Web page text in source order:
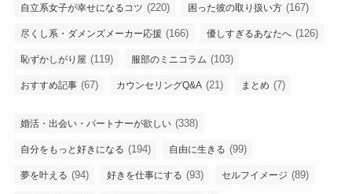
自立系女子が幸せになるコツ (220) 困った彼の取り扱い方 (167)
尽くし系・ダメンズメーカー応援 (166) 優しすぎるあなたへ (126)
恥ずかしがり屋 (119) 服部のミニコラム (103)
おすすめ記事 (67) カウンセリングQ&A (21) まとめ (7)
婚活・出会い・パートナーが欲しい (338)
自分をもっと好きになる (194) 自由に生きる (99)
夢を叶える (94) 好きを仕事にする (93) セルフイメージ (89)